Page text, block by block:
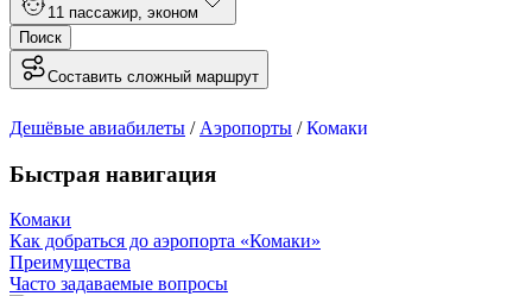
1 1 пассажир эконом
Поиск
Составить сложный маршрут
Дешёвые авиабилеты / Аэропорты /Комаки
Быстрая навигация
Комаки
Как добраться до аэропорта «Комаки»
Преимущества
Часто задаваемые вопросы